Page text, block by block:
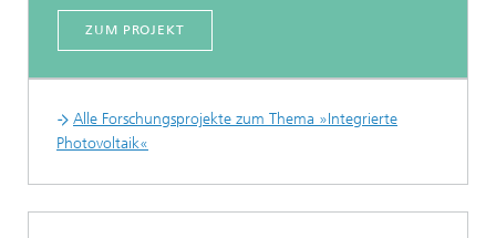
ZUM PROJEKT
Alle Forschungsprojekte zum Thema »Integrierte
Photovoltaik«